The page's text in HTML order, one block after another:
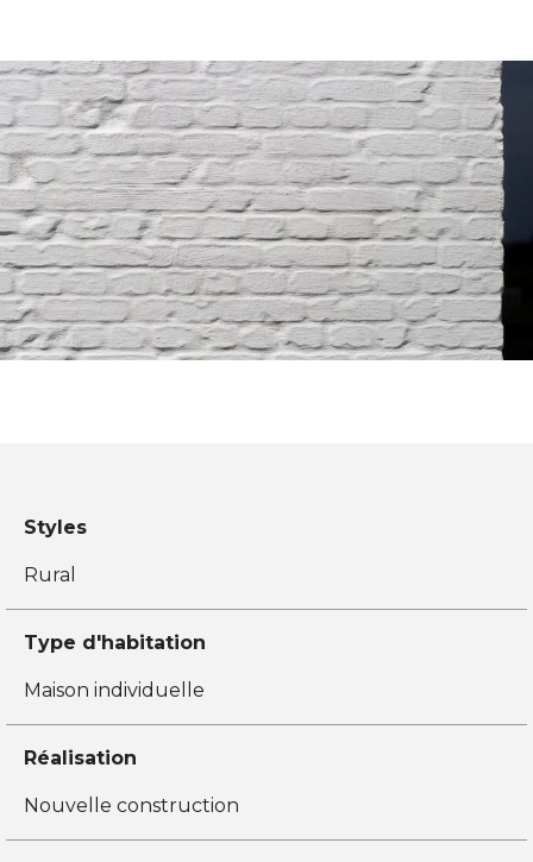
Styles
Rural
Type d'habitation
Maison individuelle
Réalisation
Nouvelle construction